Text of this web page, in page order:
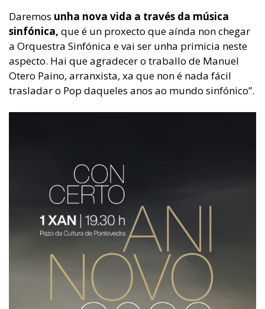
Daremos unha nova vida a través da música
sinfónica, que é un proxecto que aínda non chegar
a Orquestra Sinfónica e vai ser unha primicia neste
aspecto. Hai que agradecer o traballo de Manuel
Otero Paino, arranxista, xa que non é nada fácil
trasladar o Pop daqueles anos ao mundo sinfónico”.